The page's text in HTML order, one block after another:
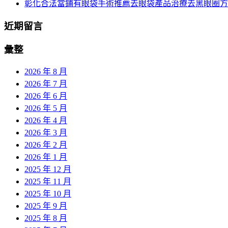
彰化合法當鋪有眼袋手術推薦去眼袋產品治療去黑眼圈
近期留言
彙整
2026 年 8 月
2026 年 7 月
2026 年 6 月
2026 年 5 月
2026 年 4 月
2026 年 3 月
2026 年 2 月
2026 年 1 月
2025 年 12 月
2025 年 11 月
2025 年 10 月
2025 年 9 月
2025 年 8 月